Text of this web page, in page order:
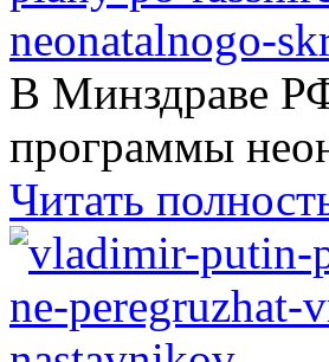
В Минздраве
программы
Читать